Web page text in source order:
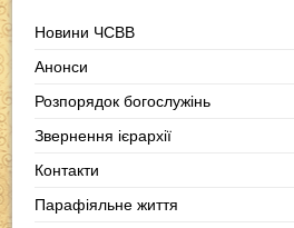
Новини ЧСВВ
Анонси
Розпорядок богослужінь
Звернення ієрархії
Контакти
Парафіяльне життя